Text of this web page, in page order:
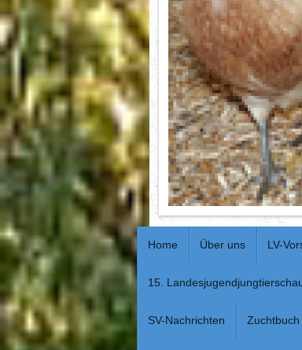
Home Über uns LV-
15.
SV-Nachrichten Zuchtbuch